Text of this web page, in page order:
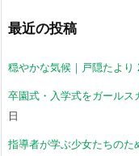
最近の投稿
穏やかな気候｜戸隠たより
卒園式・入学式をガールス
日
指導者が学ぶ少女たちの